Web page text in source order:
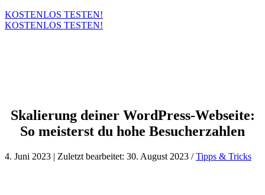
KOSTENLOS TESTEN!
KOSTENLOS TESTEN!
Skalierung deiner WordPress-Webseite:
So meisterst du hohe Besucherzahlen
4. Juni 2023 | Zuletzt bearbeitet: 30. August 2023 /Tipps & Tricks